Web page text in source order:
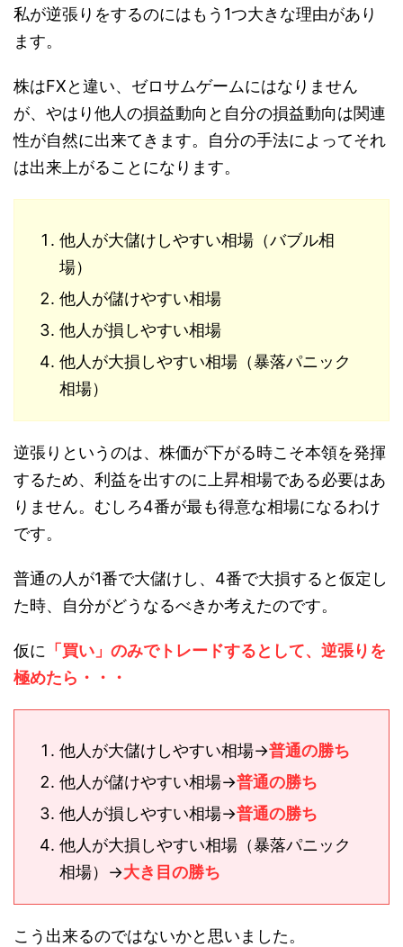
私が逆張りをするのにはもう1つ大きな理由があり
ます。
株はFXと違い、ゼロサムゲームにはなりません
が、やはり他人の損益動向と自分の損益動向は関連
性が自然に出来てきます。自分の手法によってそれ
は出来上がることになります。
他人が大儲けしやすい相場（バブル相
場）
他人が儲けやすい相場
他人が損しやすい相場
他人が大損しやすい相場（暴落パニック
相場）
逆張りというのは、株価が下がる時こそ本領を発揮
するため、利益を出すのに上昇相場である必要はあ
りません。むしろ4番が最も得意な相場になるわけ
です。
普通の人が1番で大儲けし、4番で大損すると仮定し
た時、自分がどうなるべきか考えたのです。
仮に 「買い」のみでトレードするとして、逆張りを
極めたら・・・
他人が大儲けしやすい相場→普通の勝ち
他人が儲けやすい相場→普通の勝ち
他人が損しやすい相場→普通の勝ち
他人が大損しやすい相場（暴落パニック
相場）→大き目の勝ち
こう出来るのではないかと思いました。